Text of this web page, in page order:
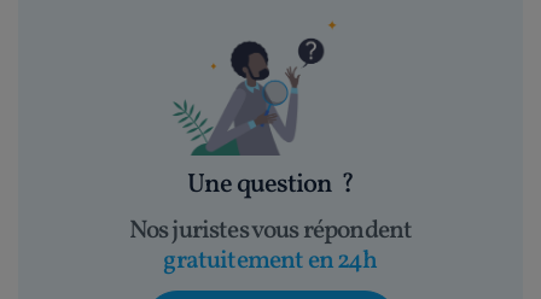
Une question ?
Nos juristes vous répondent
gratuitement en 24h